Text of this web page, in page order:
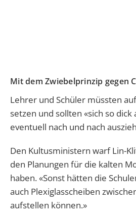
Mit dem Zwiebelprinzip gegen
Lehrer und Schüler müssten
setzen und sollten «sich so dick
eventuell nach und nach
Den Kultusministern warf Lin-
den Planungen für die kalten
haben. «Sonst hätten die
auch Plexiglasscheiben
aufstellen können.»